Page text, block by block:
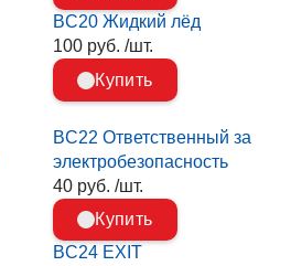
BC20 Жидкий лёд
100 руб. /шт.
Купить
BC22 Ответственный за
электробезопасность
40 руб. /шт.
Купить
BC24 EXIT